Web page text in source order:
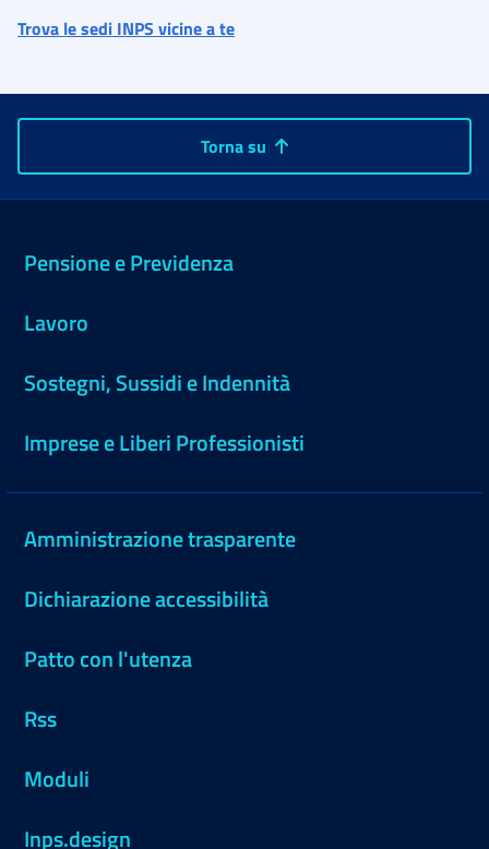
Trova le sedi INPS vicine a te
Torna su
Pensione e Previdenza
Lavoro
Sostegni, Sussidi e Indennità
Imprese e Liberi Professionisti
Amministrazione trasparente
Dichiarazione accessibilità
Patto con l'utenza
Rss
Moduli
Inps.design